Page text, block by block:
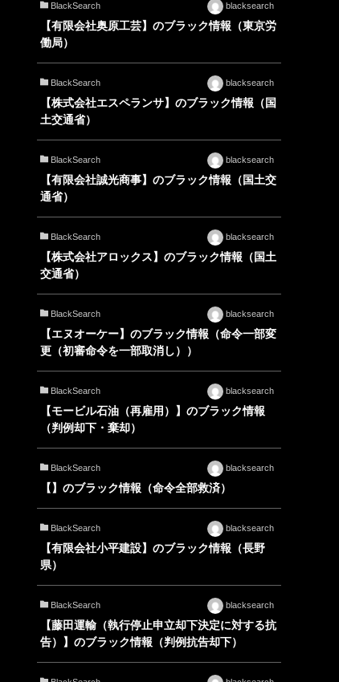
BlackSearch blacksearch
【有限会社奥原工芸】のブラック情報（東京労
働局）
BlackSearch blacksearch
【株式会社エスペランサ】のブラック情報（国
土交通省）
BlackSearch blacksearch
【有限会社誠光商事】のブラック情報（国土交
通省）
BlackSearch blacksearch
【株式会社アロックス】のブラック情報（国土
交通省）
BlackSearch blacksearch
【エヌオーケー】のブラック情報（命令一部変
更（初審命令を一部取消し））
BlackSearch blacksearch
【モービル石油（再雇用）】のブラック情報
（判例却下・棄却）
BlackSearch blacksearch
【】のブラック情報（命令全部救済）
BlackSearch blacksearch
【有限会社小平建設】のブラック情報（長野
県）
BlackSearch blacksearch
【藤田運輸（執行停止申立却下決定に対する抗
告）】のブラック情報（判例抗告却下）